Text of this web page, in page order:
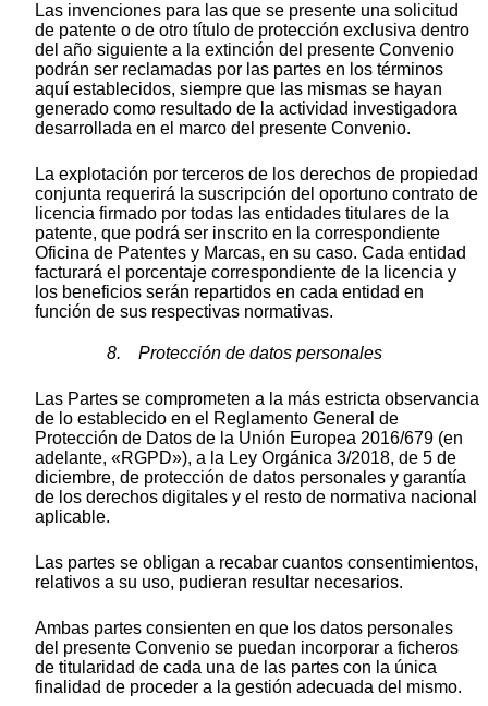
Las invenciones para las que se presente una solicitud
de patente o de otro título de protección exclusiva dentro
del año siguiente a la extinción del presente Convenio
podrán ser reclamadas por las partes en los términos
aquí establecidos, siempre que las mismas se hayan
generado como resultado de la actividad investigadora
desarrollada en el marco del presente Convenio.
La explotación por terceros de los derechos de propiedad
conjunta requerirá la suscripción del oportuno contrato de
licencia firmado por todas las entidades titulares de la
patente, que podrá ser inscrito en la correspondiente
Oficina de Patentes y Marcas, en su caso. Cada entidad
facturará el porcentaje correspondiente de la licencia y
los beneficios serán repartidos en cada entidad en
función de sus respectivas normativas.
8. Protección de datos personales
Las Partes se comprometen a la más estricta observancia
de lo establecido en el Reglamento General de
Protección de Datos de la Unión Europea 2016/679 (en
adelante, «RGPD»), a la Ley Orgánica 3/2018, de 5 de
diciembre, de protección de datos personales y garantía
de los derechos digitales y el resto de normativa nacional
aplicable.
Las partes se obligan a recabar cuantos consentimientos,
relativos a su uso, pudieran resultar necesarios.
Ambas partes consienten en que los datos personales
del presente Convenio se puedan incorporar a ficheros
de titularidad de cada una de las partes con la única
finalidad de proceder a la gestión adecuada del mismo.